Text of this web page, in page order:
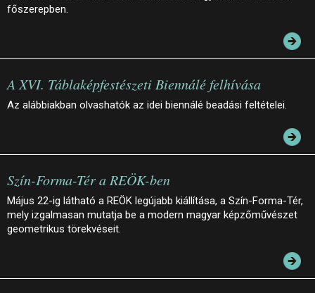
főszerepben.
A XVI. Táblaképfestészeti Biennálé felhívása
Az alábbiakban olvashatók az idei biennálé beadási feltételei.
Szín-Forma-Tér a REÖK-ben
Május 22-ig látható a REÖK legújabb kiállítása, a Szín-Forma-Tér,
mely izgalmasan mutatja be a modern magyar képzőművészet
geometrikus törekvéseit.